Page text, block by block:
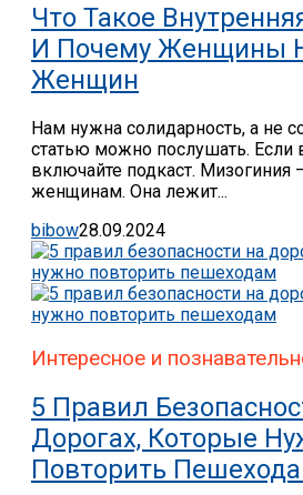
Что Такое
И Почему Женщины
Женщин
Нам нужна солидарность, а не
статью можно послушать. Если
включайте подкаст. Мизогиния
женщинам. Она лежит...
bibow28.09.2024
Интересное и
5 Правил
Дорогах, Которые
Повторить